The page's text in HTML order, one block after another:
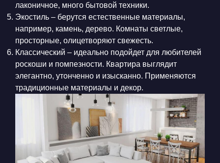
лаконичное, много бытовой техники.
Экостиль – берутся естественные материалы,
например, камень, дерево. Комнаты светлые,
просторные, олицетворяют свежесть.
Классический – идеально подойдет для любителей
роскоши и помпезности. Квартира выглядит
элегантно, утонченно и изысканно. Применяются
традиционные материалы и декор.